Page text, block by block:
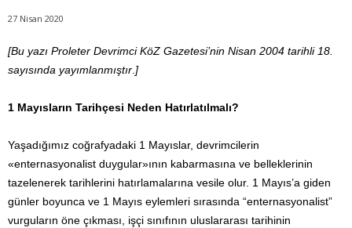
27 Nisan 2020
[Bu yazı Proleter Devrimci KöZ Gazetesi’nin Nisan 2004 tarihli 18.
sayısında yayımlanmıştır ]
1 Mayısların Tarihçesi Neden Hatırlatılmalı?
Yaşadığımız coğrafyadaki 1 Mayıslar, devrimcilerin
«enternasyonalist duygular»ının kabarmasına ve belleklerinin
tazelenerek tarihlerini hatırlamalarına vesile olur. 1 Mayıs’a giden
günler boyunca ve 1 Mayıs eylemleri sırasında “enternasyonalist”
vurguların öne çıkması, işçi sınıfının uluslararası tarihinin